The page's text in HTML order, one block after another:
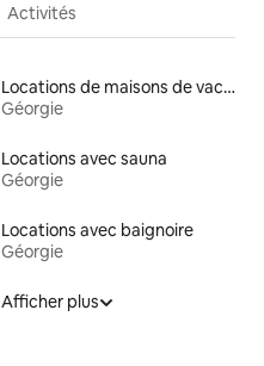
Activités
Locations de maisons de vacances
Géorgie
Locations avec sauna
Géorgie
Locations avec baignoire
Géorgie
Afficher plus